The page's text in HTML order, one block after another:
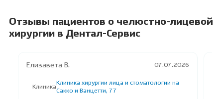
Отзывы пациентов о челюстно-лицевой
хирургии в Дентал-Сервис
Елизавета В. 07.07.2026
Клиника
Клиника хирургии лица и стоматологии на
Сакко и Ванцетти, 77